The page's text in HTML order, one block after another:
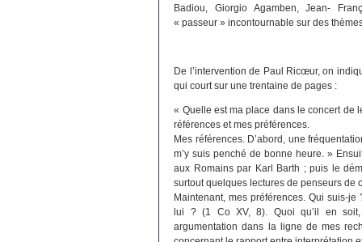
Badiou, Giorgio Agamben, Jean-
« passeur » incontournable sur des
De l’intervention de Paul Ricœur, on
qui court sur une trentaine de pages :
« Quelle est ma place dans le concert de
références et mes préférences.
Mes références. D’abord, une
m’y suis penché de bonne heure. »
aux Romains par Karl Barth ; puis le
surtout quelques lectures de penseurs de
Maintenant, mes préférences. Qui suis-
lui ? (1 Co XV, 8). Quoi qu’il en
argumentation dans la ligne de mes